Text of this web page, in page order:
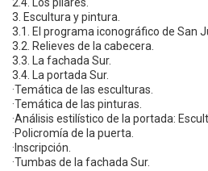
3. Escultura y pintura.
3.1. El programa iconográfico de San
3.2. Relieves de la cabecera.
3.3. La fachada Sur.
3.4. La portada Sur.
·Temática de las esculturas.
·Temática de las pinturas.
·Análisis estilístico de la portada:
·Policromía de la puerta.
·Inscripción.
·Tumbas de la fachada Sur.